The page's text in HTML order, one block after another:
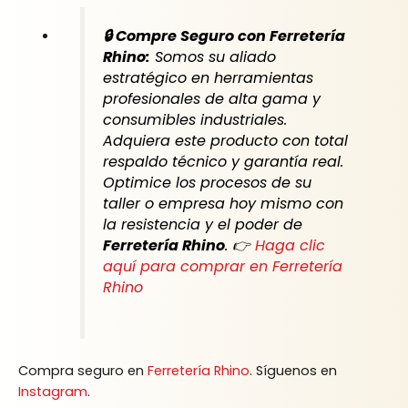
🔒 Compre Seguro con Ferretería
Rhino: Somos su aliado
estratégico en herramientas
profesionales de alta gama y
consumibles industriales.
Adquiera este producto con total
respaldo técnico y garantía real.
Optimice los procesos de su
taller o empresa hoy mismo con
la resistencia y el poder de
Ferretería Rhino. 👉Haga clic
aquí para comprar en Ferretería
Rhino
Compra seguro en Ferretería Rhino. Síguenos en
Instagram.